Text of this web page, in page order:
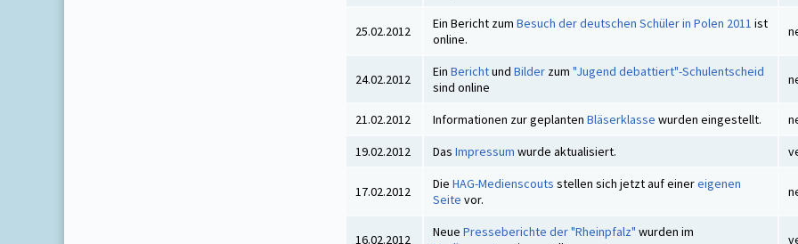
25.02.2012 Ein Bericht zum Besuch der deutschen Schüler in Polen 2011 ist
online.
24.02.2012 Ein Berichtund Bilder zum "Jugend debattiert"-Schulentscheid
sind online
21.02.2012 Informationen zur geplanten Bläserklasse wurden eingestellt.
19.02.2012
Das Impressum wurde aktualisiert.
17.02.2012 Die HAG-Medienscouts stellen sich jetzt auf einereigenen
Seite vor.
16.02.2012 Neue Presseberichte der "Rheinpfalz" wurden im